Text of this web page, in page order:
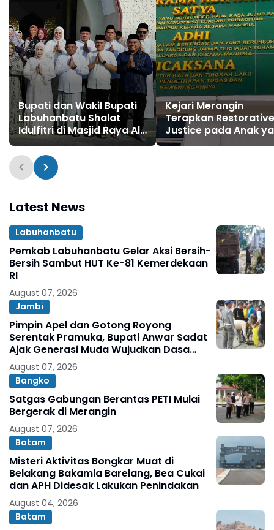
Bupati dan Wakil Bupati
Labuhanbatu Shalat
Idulfitri di Masjid Raya Al-
Ikhlas Ujung Bandar
Kejari Merangin
Terapkan Restorative
Justice pada Anak
Terlibat Perkara
Latest News
Labuhanbatu
Pemkab Labuhanbatu Gelar Aksi Bersih-
Bersih Sambut HUT Ke-81 Kemerdekaan
RI
August 07, 2026
Jambi
Pimpin Apel dan Gotong Royong
Serentak Pramuka, Bupati Anwar Sadat
Ajak Generasi Muda Wujudkan Dasa
Darma Melalui Aksi Nyata Peduli
Lingkungan
August 07, 2026
Bangko
Satgas Gabungan Berantas PETI Mulai
Bergerak di Merangin
August 07, 2026
Batam
Misteri Aktivitas Bongkar Muat di
Belakang Bakamla Barelang, Bea Cukai
dan APH Didesak Lakukan Penindakan
August 04, 2026
Batam